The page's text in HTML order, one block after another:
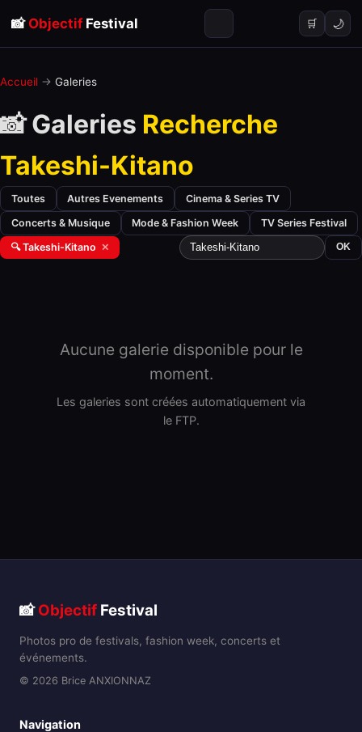
📸 ObjectifFestival 🛒 🌙
Accueil → Galeries
📸 Galeries Recherche
Takeshi-Kitano
Toutes Autres Evenements Cinema & Series TV
Concerts & Musique Mode & Fashion Week TV Series Festival
🔍 Takeshi-Kitano ✕ OK
Aucune galerie disponible pour le
moment.
Les galeries sont créées automatiquement via
le FTP.
📸Objectif Festival
Photos pro de festivals, fashion week, concerts et
événements.
© 2026 Brice ANXIONNAZ
Navigation